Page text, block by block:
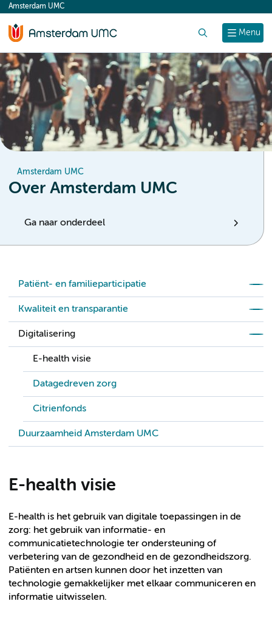
content
Menu
Amsterdam UMC
Amsterdam UMC
Over Amsterdam UMC
Ga naar onderdeel
Patiënt- en familieparticipatie
Kwaliteit en transparantie
Digitalisering
E-health visie
Datagedreven zorg
Citrienfonds
Duurzaamheid Amsterdam UMC
E-health visie
E-health is het gebruik van digitale toepassingen in de
zorg: het gebruik van informatie- en
communicatietechnologie ter ondersteuning of
verbetering van de gezondheid en de gezondheidszorg.
Patiënten en artsen kunnen door het inzetten van
technologie gemakkelijker met elkaar communiceren en
informatie uitwisselen.